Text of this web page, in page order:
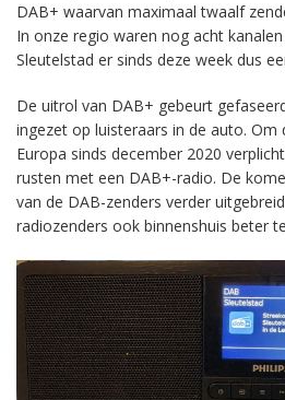
DAB+ waarvan maximaal twaalf
In onze regio waren nog acht
Sleutelstad er sinds deze week dus
De uitrol van DAB+ gebeurt
ingezet op luisteraars in de auto. Om
Europa sinds december 2020
rusten met een DAB+-radio. De
van de DAB-zenders verder
radiozenders ook binnenshuis beter